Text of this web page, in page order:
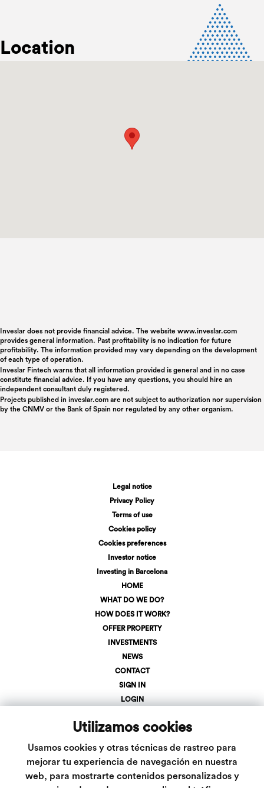
Utilizamos cookies
Usamos cookies y otras técnicas de rastreo para
mejorar tu experiencia de navegación en nuestra
web, para mostrarte contenidos personalizados y
Location
Inveslar does not provide financial advice. The website www.inveslar.com
provides general information. Past profitability is no indication for future
profitability. The information provided may vary depending on the development
of each type of operation.
Inveslar Fintech warns that all information provided is general and in no case
constitute financial advice. If you have any questions, you should hire an
independent consultant duly registered.
Projects published in inveslar.com are not subject to authorization nor supervision
by the CNMV or the Bank of Spain nor regulated by any other organism.
Legal notice
Privacy Policy
Terms of use
Cookies policy
Cookies preferences
Investor notice
Investing in Barcelona
HOME
WHAT DO WE DO?
HOW DOES IT WORK?
OFFER PROPERTY
INVESTMENTS
NEWS
CONTACT
SIGN IN
LOGIN
info@inveslar.com
Follow us